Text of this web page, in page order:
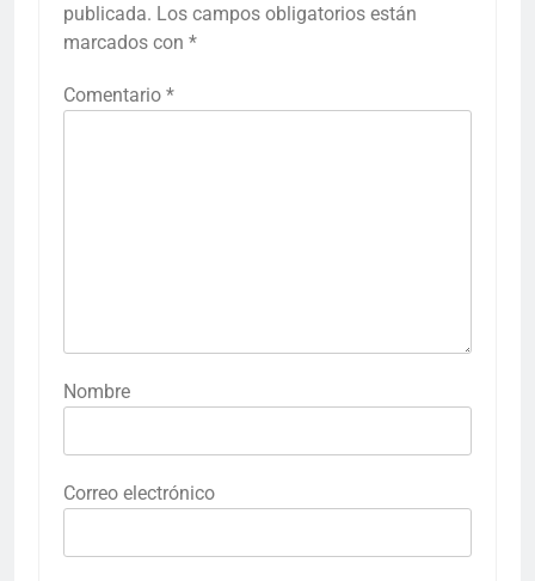
publicada. Los campos obligatorios están
marcados con *
Comentario *
Nombre
Correo electrónico